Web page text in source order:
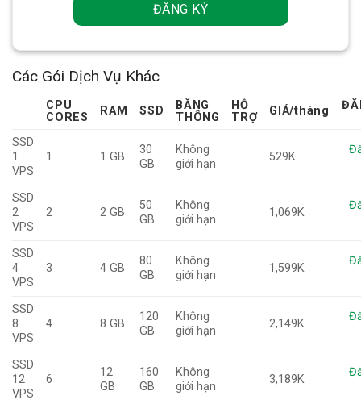
ĐĂNG KÝ
Các Gói Dịch Vụ Khác
CPU
CORES
RAM SSD
BĂNG
THÔNG
HỖ
TRỢ
GIÁ/tháng
SSD
1
VPS
1 1 GB
30
GB
Không
giới hạn
529K
SSD
2
VPS
2 2 GB
50
GB
Không
giới hạn
1,069K
SSD
4
VPS
3 4 GB
80
GB
Không
giới hạn
1,599K
SSD
8
VPS
4 8 GB
120
GB
Không
giới hạn
2,149K
SSD
12
VPS
6
12
GB
160
GB
Không
giới hạn
3,189K